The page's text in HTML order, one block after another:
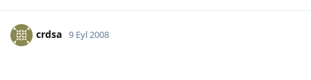
crdsa 9 Eyl 2008